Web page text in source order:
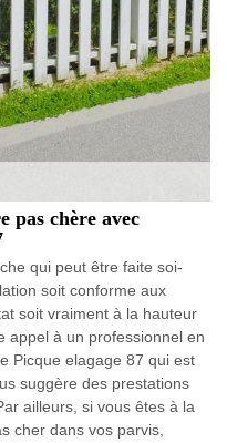
pas chère avec
qui peut être faite soi-
soit conforme aux
soit vraiment à la hauteur
appel à un professionnel en
Picque elagage 87 qui est
suggère des prestations
ailleurs, si vous êtes à la
cher dans vos parvis,